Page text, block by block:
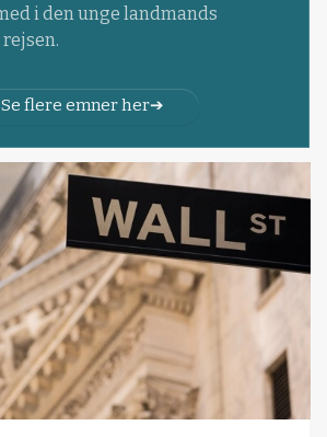
i den unge landmands
Se flere emner her